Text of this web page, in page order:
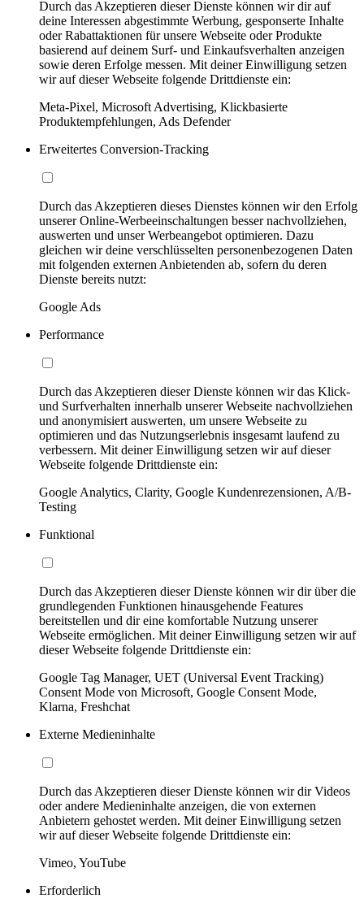
Durch das Akzeptieren dieser Dienste können wir dir auf
deine Interessen abgestimmte Werbung, gesponserte Inhalte
oder Rabattaktionen für unsere Webseite oder Produkte
basierend auf deinem Surf- und Einkaufsverhalten anzeigen
sowie deren Erfolge messen. Mit deiner Einwilligung setzen
wir auf dieser Webseite folgende Drittdienste ein:
Meta-Pixel, Microsoft Advertising, Klickbasierte
Produktempfehlungen, Ads Defender
Erweitertes Conversion-Tracking
Durch das Akzeptieren dieses Dienstes können wir den Erfolg
unserer Online-Werbeeinschaltungen besser nachvollziehen,
auswerten und unser Werbeangebot optimieren. Dazu
gleichen wir deine verschlüsselten personenbezogenen Daten
mit folgenden externen Anbietenden ab, sofern du deren
Dienste bereits nutzt:
Google Ads
Performance
Durch das Akzeptieren dieser Dienste können wir das Klick-
und Surfverhalten innerhalb unserer Webseite nachvollziehen
und anonymisiert auswerten, um unsere Webseite zu
optimieren und das Nutzungserlebnis insgesamt laufend zu
verbessern. Mit deiner Einwilligung setzen wir auf dieser
Webseite folgende Drittdienste ein:
Google Analytics, Clarity, Google Kundenrezensionen, A/B-
Testing
Funktional
Durch das Akzeptieren dieser Dienste können wir dir über die
grundlegenden Funktionen hinausgehende Features
bereitstellen und dir eine komfortable Nutzung unserer
Webseite ermöglichen. Mit deiner Einwilligung setzen wir auf
dieser Webseite folgende Drittdienste ein:
Google Tag Manager, UET (Universal Event Tracking)
Consent Mode von Microsoft, Google Consent Mode,
Klarna, Freshchat
Externe Medieninhalte
Durch das Akzeptieren dieser Dienste können wir dir Videos
oder andere Medieninhalte anzeigen, die von externen
Anbietern gehostet werden. Mit deiner Einwilligung setzen
wir auf dieser Webseite folgende Drittdienste ein:
Vimeo, YouTube
Erforderlich